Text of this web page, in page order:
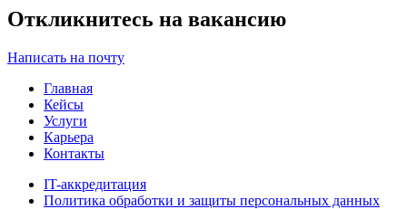
Откликнитесь на вакансию
Написать на почту
Главная
Кейсы
Услуги
Карьера
Контакты
IT-аккредитация
Политика обработки и защиты персональных данных